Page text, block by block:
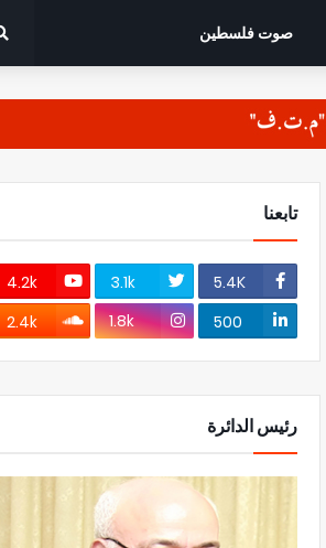
صوت فلسطين
تابعنا
5.4K
3.1k
4.2k
500
1.8k
2.4k
رئيس الدائرة